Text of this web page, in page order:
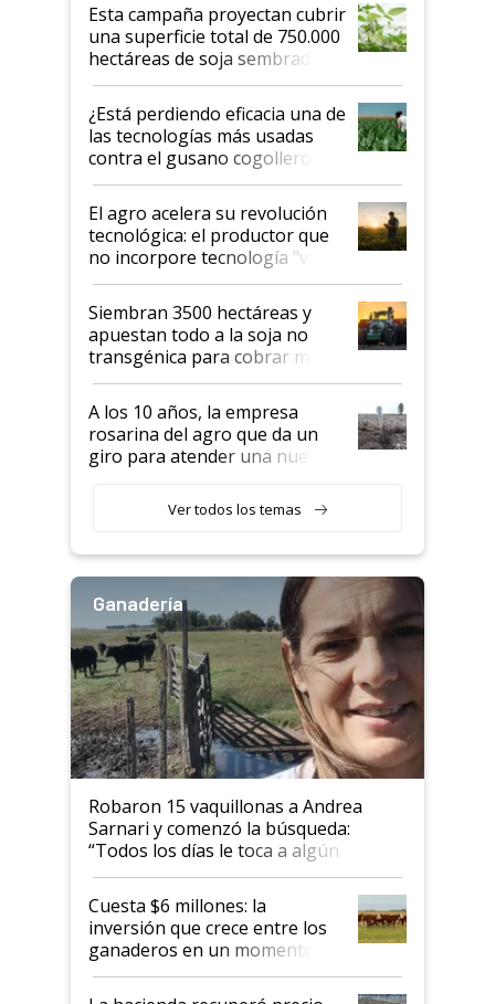
Esta campaña proyectan cubrir
una superficie total de 750.000
hectáreas de soja sembradas
con una nueva generación de
variedades que marcan un
salto tecnológico en genética y
rendimiento
¿Está perdiendo eficacia una de
las tecnologías más usadas
contra el gusano cogollero? El
desafío de una tecnología clave
El agro acelera su revolución
tecnológica: el productor que
no incorpore tecnología "va a
perder el tren"
Siembran 3500 hectáreas y
apuestan todo a la soja no
transgénica para cobrar más
por tonelada: compraron un
semillero
A los 10 años, la empresa
rosarina del agro que da un
giro para atender una nueva
Ver todos los temas
Ganadería
Robaron 15 vaquillonas a Andrea
Sarnari y comenzó la búsqueda:
“Todos los días le toca a algún
productor”
Cuesta $6 millones: la
inversión que crece entre los
ganaderos en un momento
histórico para la actividad